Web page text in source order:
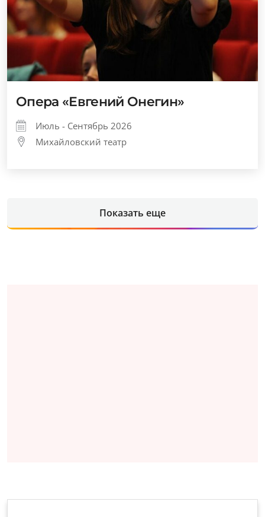
Опера «Евгений Онегин»
Июль - Сентябрь 2026
Михайловский театр
Показать еще